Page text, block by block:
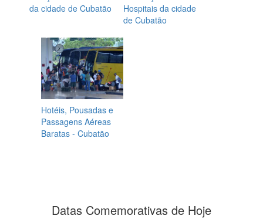
da cidade de Cubatão
Hospitais da cidade
de Cubatão
Hotéis, Pousadas e
Passagens Aéreas
Baratas - Cubatão
Datas Comemorativas de Hoje